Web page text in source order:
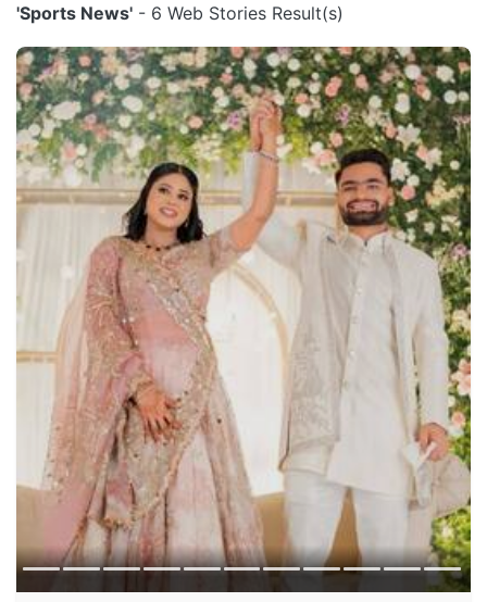
'Sports News' - 6 Web Stories Result(s)